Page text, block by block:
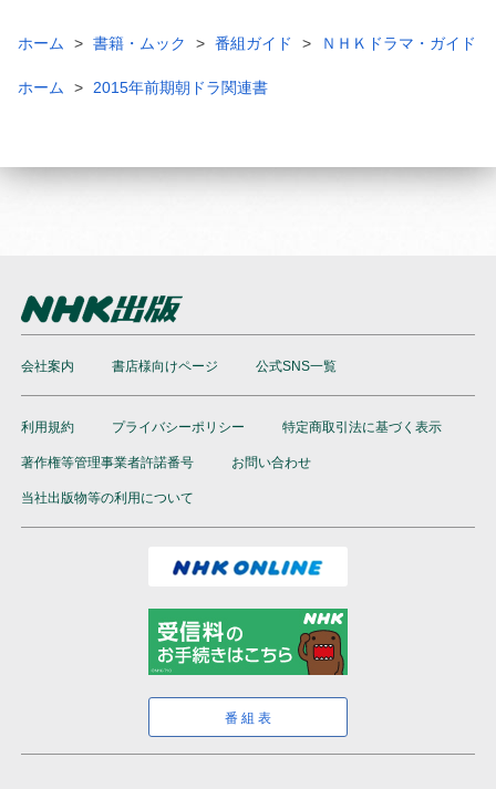
ホーム 書籍・ムック 番組ガイド ＮＨＫドラマ・ガイド
ホーム 2015年前期朝ドラ関連書
会社案内 書店様向けページ 公式SNS一覧
利用規約 プライバシーポリシー 特定商取引法に基づく表示
著作権等管理事業者許諾番号 お問い合わせ
当社出版物等の利用について
番組表